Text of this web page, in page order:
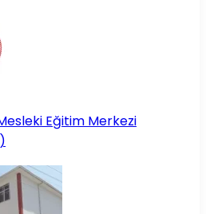
Eğitim Merkezi